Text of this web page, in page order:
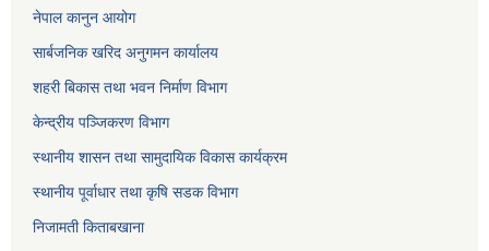
नेपाल कानुन आयोग
सार्बजनिक खरिद अनुगमन कार्यालय
शहरी बिकास तथा भवन निर्माण विभाग
केन्द्रीय पञ्जिकरण विभाग
स्थानीय शासन तथा सामुदायिक विकास कार्यक्रम
स्थानीय पूर्वाधार तथा कृषि सडक विभाग
निजामती किताबखाना